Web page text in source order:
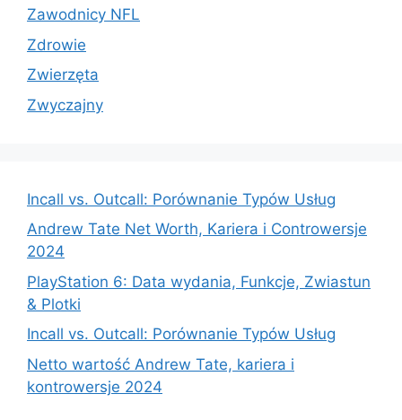
Zawodnicy NFL
Zdrowie
Zwierzęta
Zwyczajny
Incall vs. Outcall: Porównanie Typów Usług
Andrew Tate Net Worth, Kariera i Controwersje
2024
PlayStation 6: Data wydania, Funkcje, Zwiastun
& Plotki
Incall vs. Outcall: Porównanie Typów Usług
Netto wartość Andrew Tate, kariera i
kontrowersje 2024